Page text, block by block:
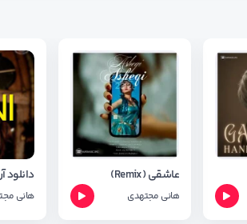
عاشقی (Remix)
هانی مجتهدی هانی